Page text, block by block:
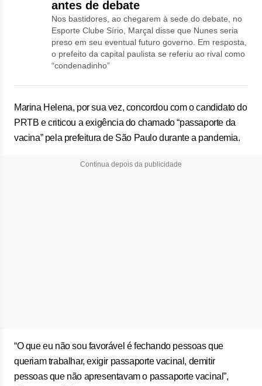
antes de debate
Nos bastidores, ao chegarem à sede do debate, no
Esporte Clube Sírio, Marçal disse que Nunes seria
preso em seu eventual futuro governo. Em resposta,
o prefeito da capital paulista se referiu ao rival como
“condenadinho”
Marina Helena, por sua vez, concordou com o candidato do
PRTB e criticou a exigência do chamado “passaporte da
vacina” pela prefeitura de São Paulo durante a pandemia.
Continua depois da publicidade
“O que eu não sou favorável é fechando pessoas que
queriam trabalhar, exigir passaporte vacinal, demitir
pessoas que não apresentavam o passaporte vacinal”,